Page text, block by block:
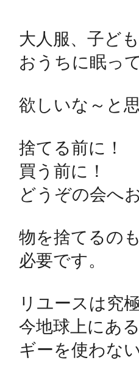
大人服、子ど
おうちに眠っ
欲しいな～と
捨てる前に！
買う前に！
どうぞの会へ
物を捨てるの
必要です。
リユースは究
今地球上にあ
ギーを使わな